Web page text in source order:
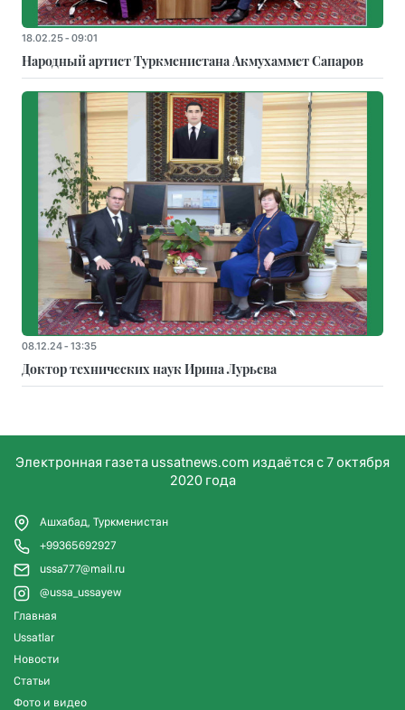
18.02.25 - 09:01
Народный артист Туркменистана Акмухаммет Сапаров
08.12.24 - 13:35
Доктор технических наук Ирина Лурьева
Электронная газета ussatnews.com издаётся с 7 октября
2020 года
Ашхабад, Туркменистан
+99365692927
ussa777@mail.ru
@ussa_ussayew
Главная
Ussatlar
Новости
Статьи
Фото и видео